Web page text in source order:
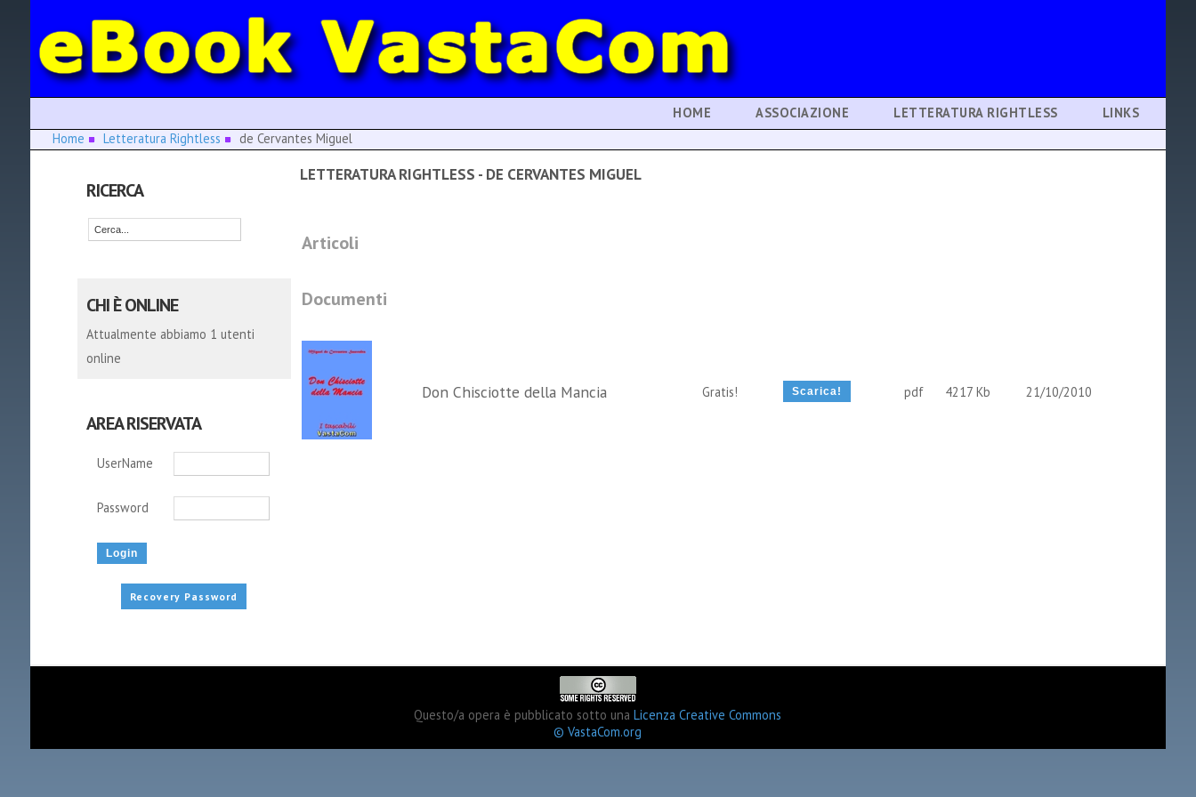
HOME ASSOCIAZIONE LETTERATURA RIGHTLESS
LINKS
Home
Letteratura Rightless de Cervantes Miguel
RICERCA
CHI È ONLINE
Attualmente abbiamo 1 utenti
online
AREA RISERVATA
UserName
Password
Recovery Password
LETTERATURA RIGHTLESS - DE CERVANTES MIGUEL
Articoli
Documenti
Don Chisciotte della Mancia Gratis! pdf 4217 Kb 21/10/2010
Questo/a opera è pubblicato sotto unaLicenza Creative Commons
© VastaCom.org